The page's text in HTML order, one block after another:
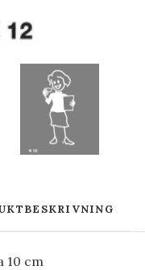
10 cm